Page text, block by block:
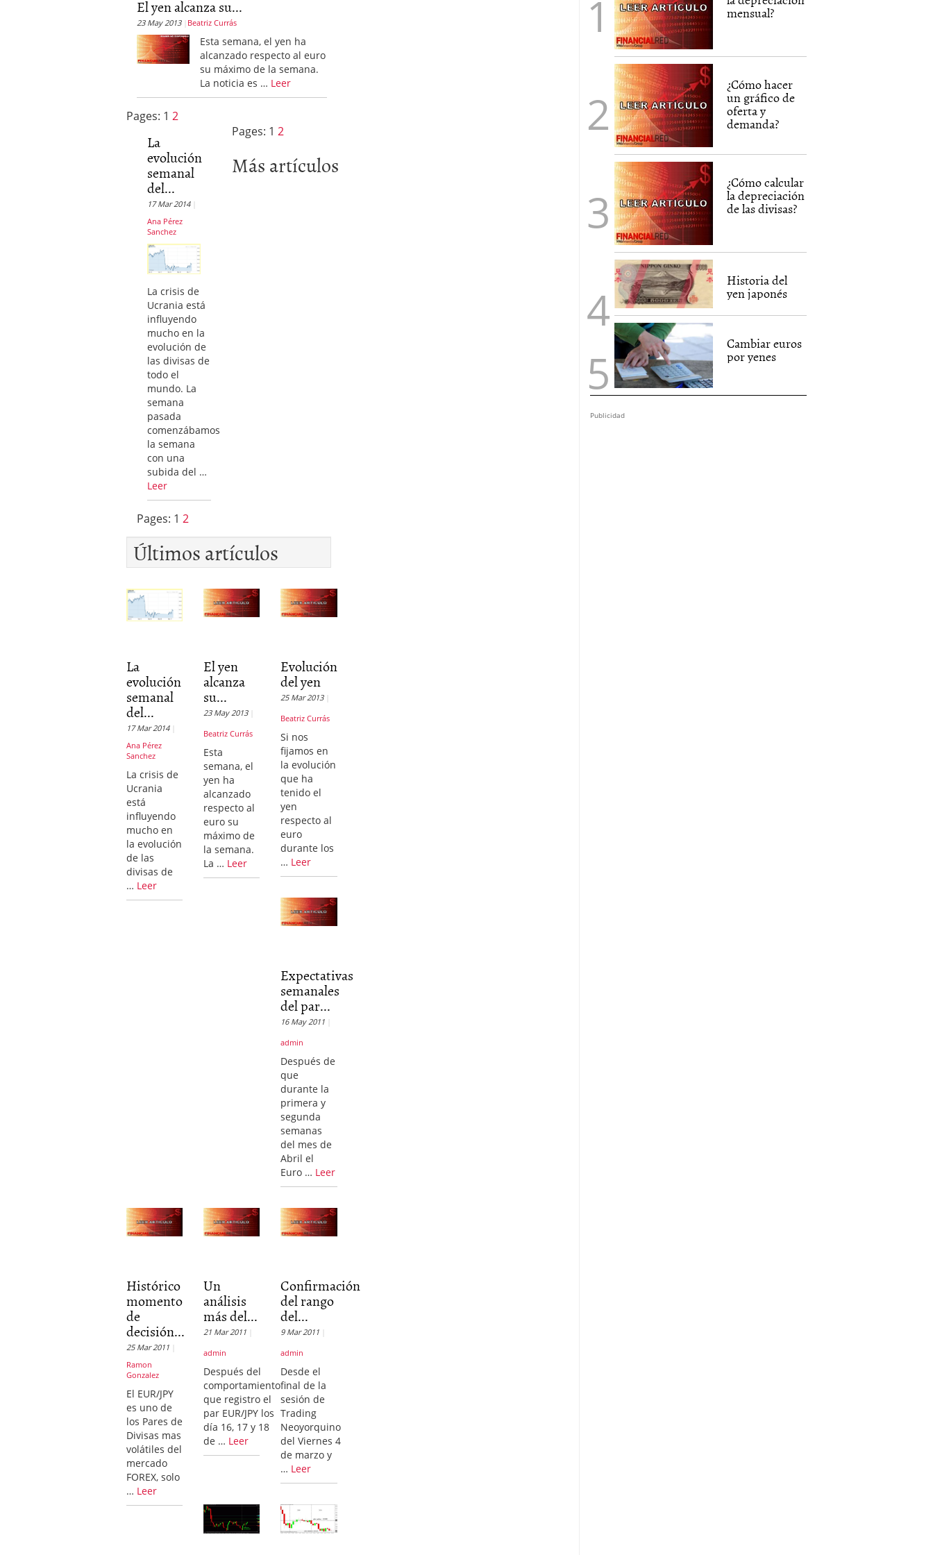
El yen alcanza su...
23 May 2013 Beatriz Currás
Esta semana, el yen ha
alcanzado respecto al euro
su máximo de la semana.
La noticia es … Leer
Pages: 1 2
La
evolución
semanal
del...
17 Mar 2014
Ana Pérez
Sanchez
La crisis de
Ucrania está
influyendo
mucho en la
evolución de
las divisas de
todo el
mundo. La
semana
pasada
comenzábamos
la semana
con una
subida del …
Leer
Pages: 1 2
Últimos artículos
La
evolución
semanal
del...
17 Mar 2014
Ana Pérez
Sanchez
La crisis de
Ucrania
está
influyendo
mucho en
la evolución
de las
divisas de
… Leer
El yen
alcanza
su...
23 May 2013
Beatriz Currás
Esta
semana, el
yen ha
alcanzado
respecto al
euro su
máximo de
la semana.
La … Leer
Evolución
del yen
25 Mar 2013
Beatriz Currás
Si nos
fijamos en
la evolución
que ha
tenido el
yen
respecto al
euro
durante los
… Leer
Expectativas
semanales
del par...
16 May 2011
admin
Después de
que
durante la
primera y
segunda
semanas
del mes de
Abril el
Euro … Leer
Histórico
momento
de
decisión...
25 Mar 2011
Ramon
Gonzalez
El EUR/JPY
es uno de
los Pares de
Divisas mas
volátiles del
mercado
FOREX, solo
… Leer
Un
análisis
más del...
21 Mar 2011
admin
Después del
comportamiento
que registro el
par EUR/JPY los
día 16, 17 y 18
de … Leer
Confirmación
del rango
del...
9 Mar 2011
admin
Desde el
final de la
sesión de
Trading
Neoyorquino
del Viernes 4
de marzo y
… Leer
Pages: 1 2
Más artículos
mensual?
¿Cómo hacer
un gráfico de
oferta y
demanda?
¿Cómo calcular
la depreciación
de las divisas?
Historia del
yen japonés
Cambiar euros
por yenes
Publicidad